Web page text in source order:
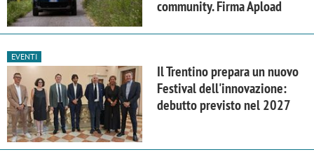
community. Firma Apload
EVENTI
Il Trentino prepara un nuovo
Festival dell'innovazione:
debutto previsto nel 2027